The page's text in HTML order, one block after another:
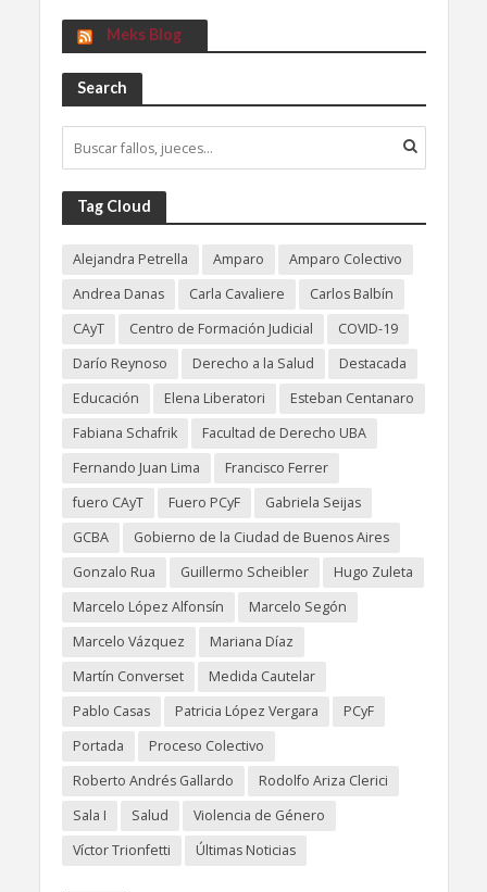
Meks Blog
Search
Tag Cloud
Alejandra Petrella Amparo
Amparo Colectivo
Andrea Danas
Carla Cavaliere
Carlos Balbín
CAyT
Centro de Formación Judicial
COVID-19
Darío Reynoso
Derecho a la Salud
Destacada
Educación
Elena Liberatori
Esteban Centanaro
Fabiana Schafrik
Facultad de Derecho UBA
Fernando Juan Lima
Francisco Ferrer
fuero CAyT
Fuero PCyF
Gabriela Seijas
GCBA
Gobierno de la Ciudad de Buenos Aires
Gonzalo Rua
Guillermo Scheibler
Hugo Zuleta
Marcelo López Alfonsín
Marcelo Segón
Marcelo Vázquez
Mariana Díaz
Martín Converset
Medida Cautelar
Pablo Casas
Patricia López Vergara
PCyF
Portada
Proceso Colectivo
Roberto Andrés Gallardo
Rodolfo Ariza Clerici
Sala I
Salud
Violencia de Género
Víctor Trionfetti
Últimas Noticias